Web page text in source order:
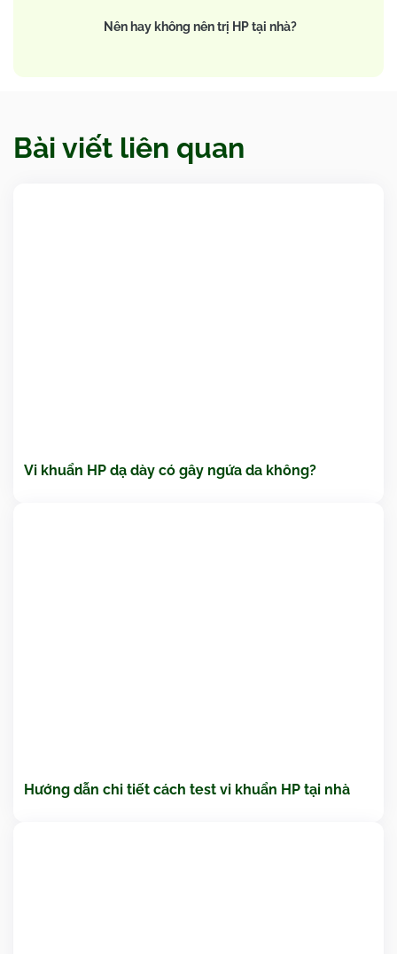
Nên hay không nên trị HP tại nhà?
Bài viết liên quan
Vi khuẩn HP dạ dày có gây ngứa da không?
Hướng dẫn chi tiết cách test vi khuẩn HP tại nhà